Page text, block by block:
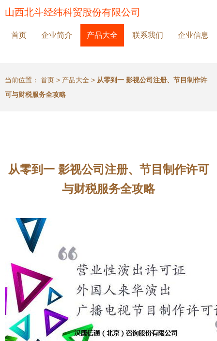
山西北斗经纬科贸股份有限公司
首页 企业简介 产品大全 联系我们 企业信息
当前位置： 首页 > 产品大全 > 从零到一 影视公司注册、节目制作许
可与财税服务全攻略
从零到一 影视公司注册、节目制作许可
与财税服务全攻略